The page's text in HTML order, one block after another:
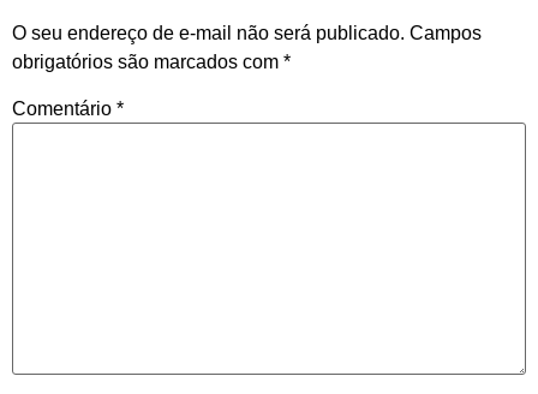
O seu endereço de e-mail não será publicado. Campos
obrigatórios são marcados com *
Comentário *